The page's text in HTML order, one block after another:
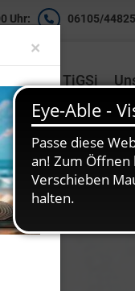
Uhr: 06105/44825
TiGSi
×